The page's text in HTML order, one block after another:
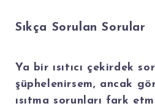
Sıkça Sorulan Sorular
Ya bir ısıtıcı çekirdek
şüphelenirsem, ancak
ısıtma sorunları fark